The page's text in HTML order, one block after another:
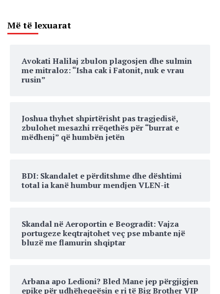
Më të lexuarat
Avokati Halilaj zbulon plagosjen dhe sulmin
me mitraloz: “Isha cak i Fatonit, nuk e vrau
rusin”
Joshua thyhet shpirtërisht pas tragjedisë,
zbulohet mesazhi rrëqethës për “burrat e
mëdhenj” që humbën jetën
BDI: Skandalet e përditshme dhe dështimi
total ia kanë humbur mendjen VLEN-it
Skandal në Aeroportin e Beogradit: Vajza
portugeze keqtrajtohet veç pse mbante një
bluzë me flamurin shqiptar
Arbana apo Ledioni? Bled Mane jep përgjigjen
epike për udhëheqeësin e ri të Big Brother VIP